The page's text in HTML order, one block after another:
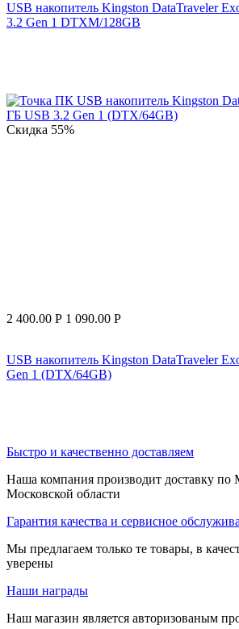
USB накопитель Kingston DataTraveler
3.2 Gen 1 DTXM/128GB
Скидка 55%
2 400.00 Р 1 090.00 Р
USB накопитель Kingston DataTraveler
Gen 1 (DTX/64GB)
Быстро и качественно доставляем
Наша компания производит доставку по
Московской области
Гарантия качества и сервисное
Мы предлагаем только те товары, в
уверены
Наши награды
Наш магазин является авторизованым